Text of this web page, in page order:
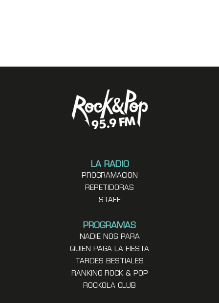
LA RADIO
PROGRAMACION
REPETIDORAS
STAFF
PROGRAMAS
NADIE NOS PARA
QUIEN PAGA LA FIESTA
TARDES BESTIALES
RANKING ROCK & POP
ROCKOLA CLUB